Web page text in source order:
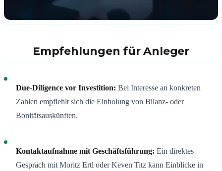
Empfehlungen für Anleger
Due-Diligence vor Investition: Bei Interesse an konkreten
Zahlen empfiehlt sich die Einholung von Bilanz- oder
Bonitätsauskünften.
Kontaktaufnahme mit Geschäftsführung: Ein direktes
Gespräch mit Moritz Ertl oder Keven Titz kann Einblicke in